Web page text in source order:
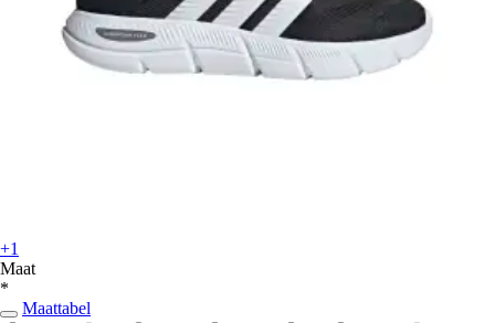
+1
Maat
*
Maattabel